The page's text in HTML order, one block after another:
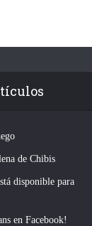
de Chibis
disponible para
en Facebook!